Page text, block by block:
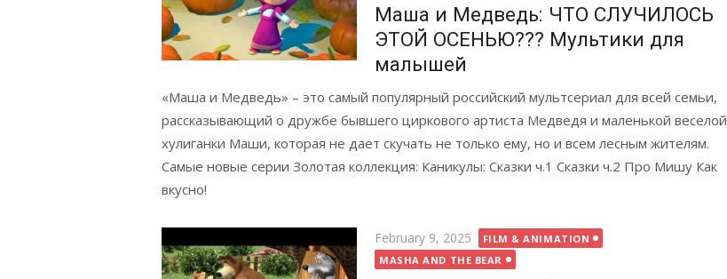
Маша и Медведь: ЧТО СЛУЧИЛОСЬ
ЭТОЙ ОСЕНЬЮ??? Мультики для
малышей
«Маша и Медведь» – это самый популярный российский мультсериал для всей семьи,
рассказывающий о дружбе бывшего циркового артиста Медведя и маленькой веселой
хулиганки Маши, которая не дает скучать не только ему, но и всем лесным жителям.
Самые новые серии Золотая коллекция: Каникулы: Сказки ч.1 Сказки ч.2 Про Мишу Как
вкусно!
Posted
on
February 9, 2025
FILM & ANIMATION
MASHA AND THE BEAR